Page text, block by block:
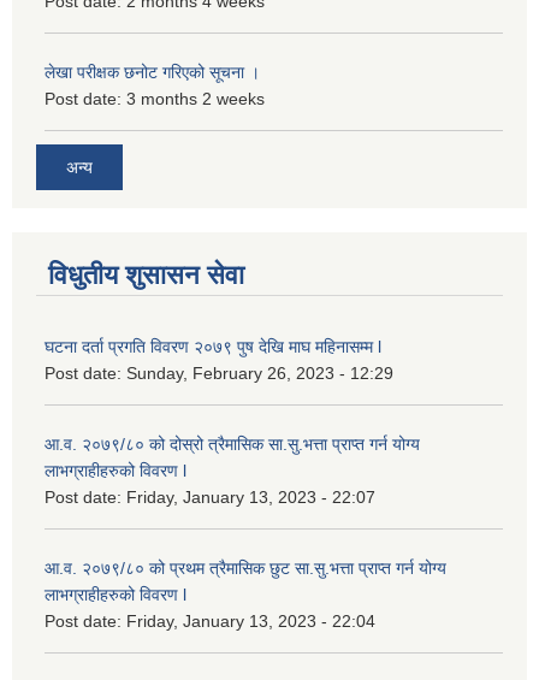
लेखा परीक्षक छनोट गरिएको सूचना ।
Post date: 3 months 2 weeks
अन्य
विधुतीय शुसासन सेवा
घटना दर्ता प्रगति विवरण २०७९ पुष देखि माघ महिनासम्म l
Post date: Sunday, February 26, 2023 - 12:29
आ.व. २०७९/८० को दोस्रो त्रैमासिक सा.सु.भ‍त्ता प्राप्त गर्न योग्य
लाभग्राहीहरुको विवरण l
Post date: Friday, January 13, 2023 - 22:07
आ.व. २०७९/८० को प्रथम त्रैमासिक छुट सा.सु.भ‍त्ता प्राप्त गर्न योग्य
लाभग्राहीहरुको विवरण l
Post date: Friday, January 13, 2023 - 22:04